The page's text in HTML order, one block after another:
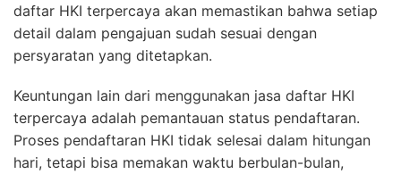
daftar HKI terpercaya akan memastikan bahwa setiap
detail dalam pengajuan sudah sesuai dengan
persyaratan yang ditetapkan.
Keuntungan lain dari menggunakan jasa daftar HKI
terpercaya adalah pemantauan status pendaftaran.
Proses pendaftaran HKI tidak selesai dalam hitungan
hari, tetapi bisa memakan waktu berbulan-bulan,